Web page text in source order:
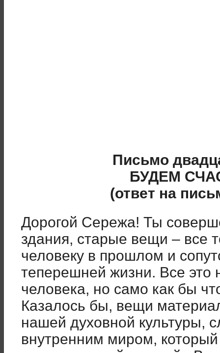
Письмо
БУДЕМ
(ответ на
Дорогой Сережа! Ты
здания, старые вещи – все
человеку в прошлом и
теперешней жизни. Все это
человека, но само как бы
Казалось бы, вещи
нашей духовной культуры,
внутренним миром,